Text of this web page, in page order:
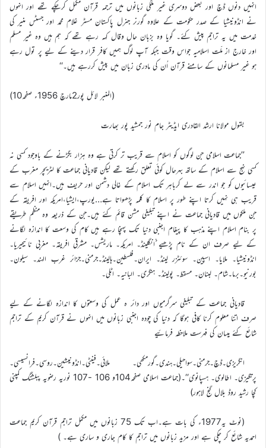
انہیں دنوں ڈچ اور بعض دوسری غیر ملکی زبانوں میں ترجمہ قرآن مکمل کرچکے تھے اور انہوں
نے انڈونیشیا کے صدر حکومت کے علاوہ گورنر جنرل پاکستان مسٹر غلام محمد اور جسٹس منیر کی
خدمت میں یہ تراجم پیش کئے۔ گویا وہ بزبان حال وقال کہہ رہے تھے کہ ہم ہیں وہ غیر مسلم
اور خارج از ملّت اسلامیہ جواس وقت جبکہ آپ لوگ ہمیں کافر قرار دینے کے لیے پر تول رہے
ہو غیر مسلمانوں کے سامنے قرآن اُن کی مادری زبان میں پیش کررہے ہیں۔‘‘
(المنبر لائل پور2مارچ 1956ء صفحہ10)
بقول مولانا ارشد القادری ایڈیٹر جام نور جمشید پور بھارت
’’جماعت اسلامی جن لوگوں کو اسلام سے قریب تر کرتی ہے وہ ہزار بگڑنے کے باوجود کسی نہ
کسی نہج سے اسلام کے ساتھ بہرحال کوئی تعلق رکھتے تھے لیکن قادیانی جماعت کا لٹریچر مغرب کے
عیسائیوں کو جو اندر سے لے کرباہر تک اسلام کے غالی دشمن اور حریف ہیں۔انہیں اسلام سے
قریب ہی نہیں کرتا اپنے طور پر اسلام کا کلمہ پڑھواتا ہے…یورپ،ایشیا،امریکہ اور افریقہ کے
جن ملکوں میں قادیانی جماعت نے اپنے تبلیغی مشن قائم کئے ہیں۔جن کے ذریعہ وہ منظم طریقے
پر بنام اسلام اپنے مذہب کا پیغام اجنبی دنیا تک پہنچا رہے ہیں کام کی وسعت کا اندازہ لگانے
کے لیے صرف ان کے نام پڑھیے انگلینڈ۔ امریکہ۔ ماریشس۔ مشرقی افریقہ۔ مغربی نائیجیریا۔
انڈونیشیا۔ ملایا۔ اسپین۔ سوئٹزر لینڈ۔ ایران۔فلسطین۔ہالینڈ۔جرمنی۔جزائر غرب الہند۔ سیلون۔
بورنیو۔برما۔شام۔ لبنان۔ مسقط۔ پولینڈ۔ ہنگری۔ البانیہ۔ اٹلی۔
قادیانی جماعت کے تبلیغی سرگرمیوں اور دائر ہ عمل کی وسعتوں کا اندازہ لگانے کے لیے
صرف اتنا معلوم کرنا کافی ہوگا کہ دنیا کی چودہ اجنبی زبانوں میں انہوں نے قرآن کریم کے تراجم
شائع کئے ہیںان کی فہرست ملاحظہ فرمائیے
انگریزی۔ڈچ۔جرمنی۔سواحیلی۔ہندی۔گورمکھی۔ ملائی۔فینٹی۔انڈونیشین۔روسی۔فرانسیسی۔
پرتگیزی۔ اطالوی۔ ہسپانوی‘‘۔(جماعت اسلامی صفحہ104و 106 -107 نوریہ رضویہ پبلشنگ کمپنی
کچا رشید روڈ بلال گنج لاہور)
(نوٹ یہ1977ء کی بات ہے۔اب تک 75 زبانوں میں مکمل تراجم قرآن کریم جماعت
احمدیہ شائع کر چکی ہے اور مزید زبانوں میں تراجم کا کام جاری و ساری ہے۔ )